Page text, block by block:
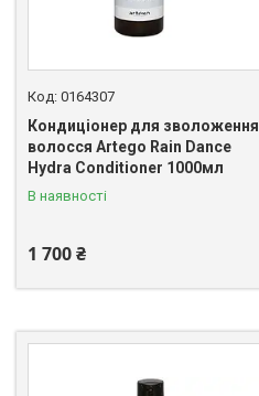
0164307
Кондиціонер для зволоження
волосся Artego Rain Dance
Hydra Conditioner 1000мл
В наявності
1 700 ₴